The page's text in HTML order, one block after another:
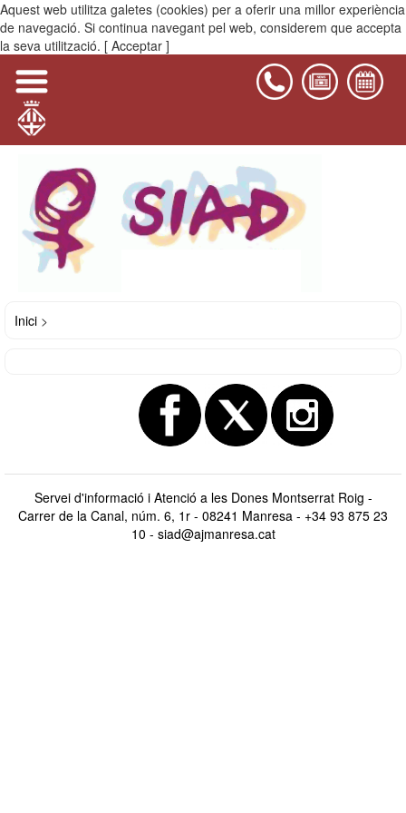
Aquest web utilitza galetes (cookies) per a oferir una millor experiència
de navegació. Si continua navegant pel web, considerem que accepta
la seva utilització. [ Acceptar ]
MENÚ
Inici >
Servei d'informació i Atenció a les Dones Montserrat Roig -
Carrer de la Canal, núm. 6, 1r - 08241 Manresa - +34 93 875 23
10 - siad@ajmanresa.cat